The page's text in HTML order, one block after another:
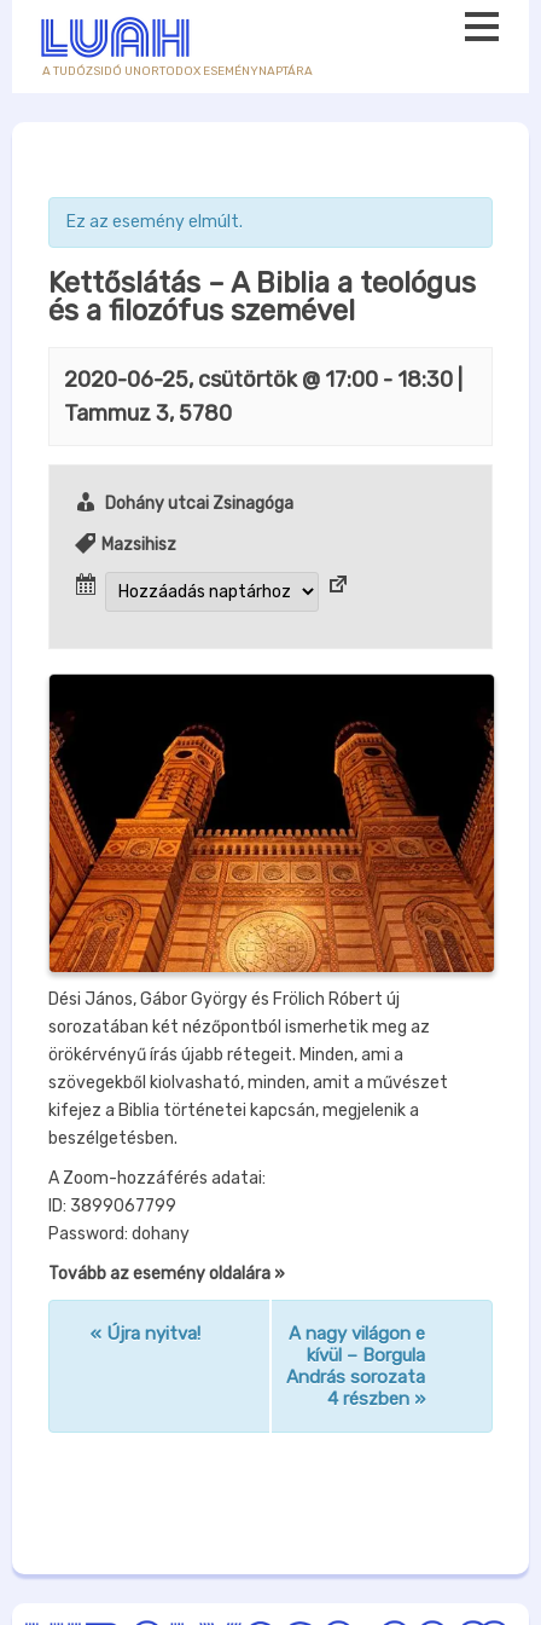
A TUDÓZSIDÓ UNORTODOX ESEMÉNYNAPTÁRA
Ez az esemény elmúlt.
Kettőslátás – A Biblia a teológus
és a filozófus szemével
2020-06-25, csütörtök @ 17:00 - 18:30
Tammuz 3, 5780
Dohány utcai Zsinagóga
Mazsihisz
Dési János, Gábor György és Frölich Róbert új
sorozatában két nézőpontból ismerhetik meg az
örökérvényű írás újabb rétegeit. Minden, ami a
szövegekből kiolvasható, minden, amit a művészet
kifejez a Biblia történetei kapcsán, megjelenik a
beszélgetésben.
A Zoom-hozzáférés adatai:
ID: 3899067799
Password: dohany
Tovább az esemény oldalára »
« Újra nyitva!
A nagy világon e
kívül – Borgula
András sorozata
4 részben »